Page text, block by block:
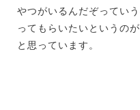
やつがいるんだぞってい
ってもらいたいというの
と思っています。